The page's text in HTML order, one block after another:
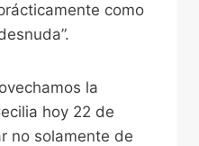
como
la
hoy 22 de
no solamente de